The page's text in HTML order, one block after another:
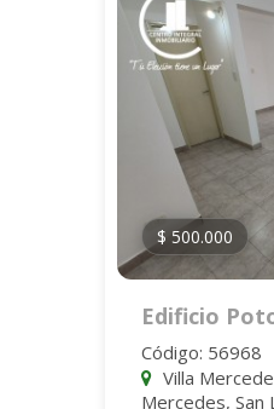
$ 500.000
Edificio
Código: 56968
Villa
Mercedes, San